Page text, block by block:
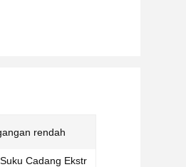
rendah
Cadang Ekstr